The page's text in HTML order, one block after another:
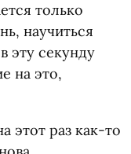
только
научиться
эту секунду
на это,
этот раз как-то